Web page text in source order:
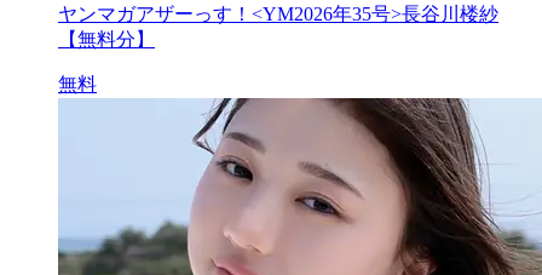
ヤンマガアザーっす！<YM2026年35号>長谷川楼紗
【無料分】
無料